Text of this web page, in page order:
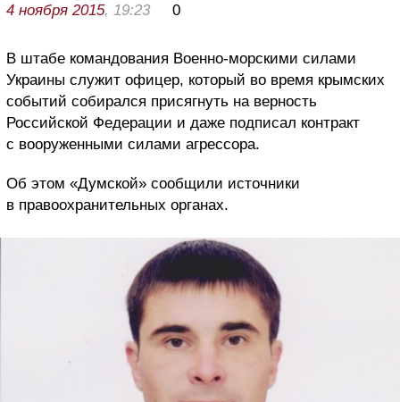
4 ноября 2015, 19:23 0
В штабе командования Военно-морскими силами
Украины служит офицер, который во время крымских
событий собирался присягнуть на верность
Российской Федерации и даже подписал контракт
с вооруженными силами агрессора.
Об этом «Думской» сообщили источники
в правоохранительных органах.